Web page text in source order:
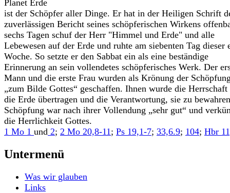
ist der Schöpfer aller Dinge. Er hat in der Heiligen Schrift
zuverlässigen Bericht seines schöpferischen Wirkens
sechs Tagen schuf der Herr "Himmel und Erde" und alle
Lebewesen auf der Erde und ruhte am siebenten Tag dieser
Woche. So setzte er den Sabbat ein als eine beständige
Erinnerung an sein vollendetes schöpferisches Werk. Der
Mann und die erste Frau wurden als Krönung der
„zum Bilde Gottes“ geschaffen. Ihnen wurde die Herrschaft
die Erde übertragen und die Verantwortung, sie zu
Schöpfung war nach ihrer Vollendung „sehr gut“ und
die Herrlichkeit Gottes.
1 Mo 1 und 2; 2 Mo 20,8‑11; Ps 19,1-7; 33,6.9; 104; Hbr
Untermenü
Was wir glauben
Links